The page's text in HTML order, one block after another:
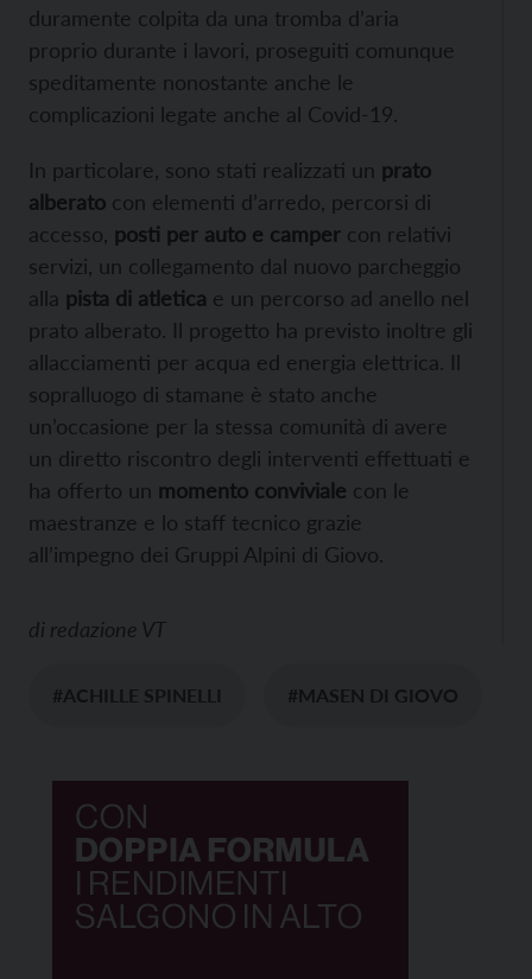
duramente colpita da una tromba d’aria
proprio durante i lavori, proseguiti comunque
speditamente nonostante anche le
complicazioni legate anche al Covid-19.
In particolare, sono stati realizzati un prato
alberato con elementi d’arredo, percorsi di
accesso, posti per auto e camper con relativi
servizi, un collegamento dal nuovo parcheggio
alla pista di atletica e un percorso ad anello nel
prato alberato. Il progetto ha previsto inoltre gli
allacciamenti per acqua ed energia elettrica. Il
sopralluogo di stamane è stato anche
un’occasione per la stessa comunità di avere
un diretto riscontro degli interventi effettuati e
ha offerto un momento conviviale con le
maestranze e lo staff tecnico grazie
all’impegno dei Gruppi Alpini di Giovo.
di redazione VT
#ACHILLE SPINELLI #MASEN DI GIOVO